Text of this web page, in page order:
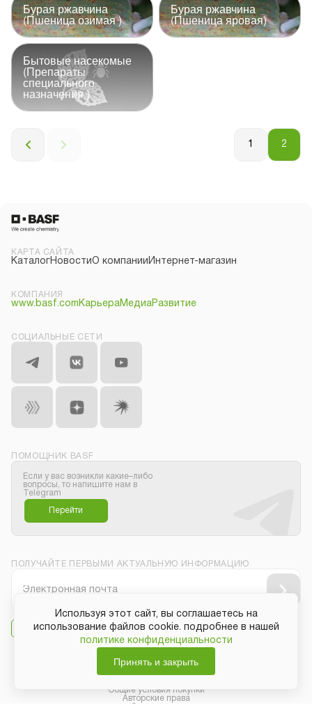
Бурая ржавчина
(Пшеница озимая )
Бурая ржавчина
(Пшеница яровая)
Бытовые насекомые
(Препараты
специального
назначения )
1 2
КАРТА САЙТА
КаталогНовостиО компании Интернет-магазин
КОМПАНИЯ
www.basf.com КарьераМедиаРазвитие
СОЦИАЛЬНЫЕ СЕТИ
ПОМОЩНИК BASF
Если у вас возникли какие–либо
вопросы, то напишите нам в
Telegram
Перейти
ПОЛУЧАЙТЕ ПЕРВЫМИ АКТУАЛЬНУЮ ИНФОРМАЦИЮ
Даю своё согласие наполучение рассылки
Общие условия покупки
Авторские права
Используя этот сайт, вы соглашаетесь на
использование файлов cookie. подробнее в нашей
политике конфиденциальности
Принять и закрыть